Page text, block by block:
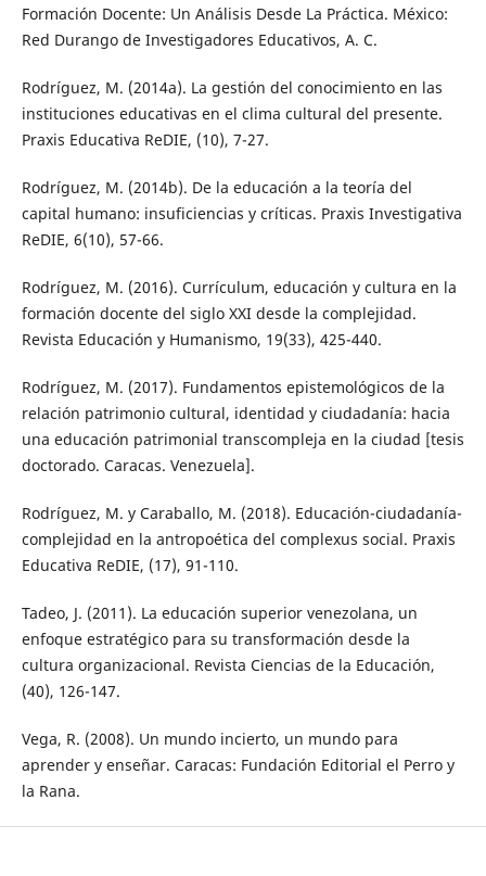
Formación Docente: Un Análisis Desde La Práctica. México:
Red Durango de Investigadores Educativos, A. C.
Rodríguez, M. (2014a). La gestión del conocimiento en las
instituciones educativas en el clima cultural del presente.
Praxis Educativa ReDIE, (10), 7-27.
Rodríguez, M. (2014b). De la educación a la teoría del
capital humano: insuficiencias y críticas. Praxis Investigativa
ReDIE, 6(10), 57-66.
Rodríguez, M. (2016). Currículum, educación y cultura en la
formación docente del siglo XXI desde la complejidad.
Revista Educación y Humanismo, 19(33), 425-440.
Rodríguez, M. (2017). Fundamentos epistemológicos de la
relación patrimonio cultural, identidad y ciudadanía: hacia
una educación patrimonial transcompleja en la ciudad [tesis
doctorado. Caracas. Venezuela].
Rodríguez, M. y Caraballo, M. (2018). Educación-ciudadanía-
complejidad en la antropoética del complexus social. Praxis
Educativa ReDIE, (17), 91-110.
Tadeo, J. (2011). La educación superior venezolana, un
enfoque estratégico para su transformación desde la
cultura organizacional. Revista Ciencias de la Educación,
(40), 126-147.
Vega, R. (2008). Un mundo incierto, un mundo para
aprender y enseñar. Caracas: Fundación Editorial el Perro y
la Rana.